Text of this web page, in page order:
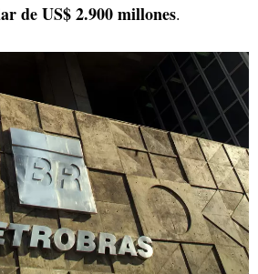
de US$ 2.900 millones.